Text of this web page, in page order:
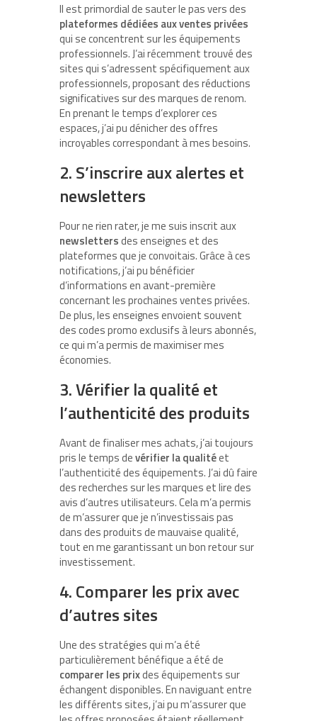
Il est primordial de sauter le pas vers des
plateformes dédiées aux ventes privées
qui se concentrent sur les équipements
professionnels. J’ai récemment trouvé des
sites qui s’adressent spécifiquement aux
professionnels, proposant des réductions
significatives sur des marques de renom.
En prenant le temps d’explorer ces
espaces, j’ai pu dénicher des offres
incroyables correspondant à mes besoins.
2. S’inscrire aux alertes et
newsletters
Pour ne rien rater, je me suis inscrit aux
newslettersdes enseignes et des
plateformes que je convoitais. Grâce à ces
notifications, j’ai pu bénéficier
d’informations en avant-première
concernant les prochaines ventes privées.
De plus, les enseignes envoient souvent
des codes promo exclusifs à leurs abonnés,
ce qui m’a permis de maximiser mes
économies.
3. Vérifier la qualité et
l’authenticité des produits
Avant de finaliser mes achats, j’ai toujours
pris le temps devérifier la qualitéet
l’authenticité des équipements. J’ai dû faire
des recherches sur les marques et lire des
avis d’autres utilisateurs. Cela m’a permis
de m’assurer que je n’investissais pas
dans des produits de mauvaise qualité,
tout en me garantissant un bon retour sur
investissement.
4. Comparer les prix avec
d’autres sites
Une des stratégies qui m’a été
particulièrement bénéfique a été de
comparer les prixdes équipements sur
échangent disponibles. En naviguant entre
les différents sites, j’ai pu m’assurer que